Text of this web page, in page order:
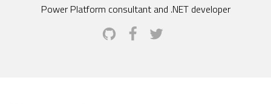
Power Platform consultant and .NET developer